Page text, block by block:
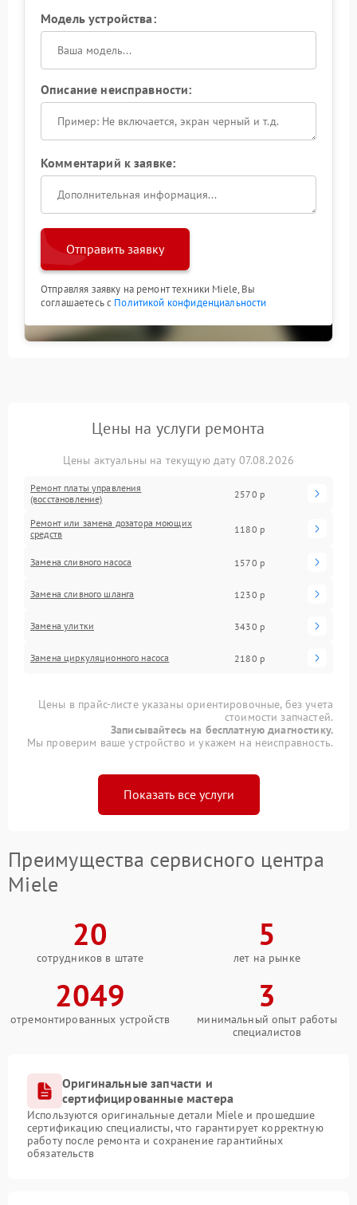
Модель устройства:
Описание неисправности:
Комментарий к заявке:
Отправить заявку
Отправляя заявку на ремонт техники Miele, Вы
соглашаетесь с Политикой конфиденциальности
Цены на услуги ремонта
Цены актуальны на текущую дату 07.08.2026
Ремонт платы управления
(восстановление)
2570 р
Ремонт или замена дозатора моющих
средств
1180 р
Замена сливного насоса 1570 р
Замена сливного шланга 1230 р
Замена улитки 3430 р
Замена циркуляционного насоса 2180 р
Цены в прайс-листе указаны ориентировочные, без учета
стоимости запчастей.
Записывайтесь на бесплатную диагностику.
Мы проверим ваше устройство и укажем на неисправность.
Показать все услуги
Преимущества сервисного центра
Miele
20
сотрудников в штате
5
лет на рынке
2049
отремонтированных устройств
3
минимальный опыт работы
специалистов
Оригинальные запчасти и
сертифицированные мастера
Используются оригинальные детали Miele и прошедшие
сертификацию специалисты, что гарантирует корректную
работу после ремонта и сохранение гарантийных
обязательств